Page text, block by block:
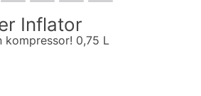
Inflator
kompressor! 0,75 L